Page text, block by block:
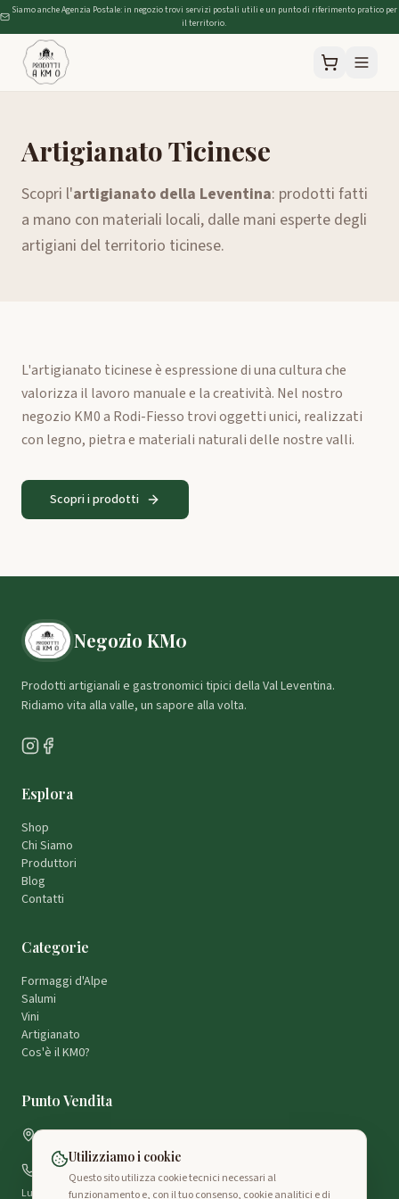
Utilizziamo i cookie
Questo sito utilizza cookie tecnici necessari al
funzionamento e, con il tuo consenso, cookie analitici e di
Siamo anche Agenzia Postale: in negozio trovi servizi postali utili e un punto di riferimento pratico per
il territorio.
Artigianato Ticinese
Scopri l'artigianato della Leventina: prodotti fatti
a mano con materiali locali, dalle mani esperte degli
artigiani del territorio ticinese.
L'artigianato ticinese è espressione di una cultura che
valorizza il lavoro manuale e la creatività. Nel nostro
negozio KM0 a Rodi-Fiesso trovi oggetti unici, realizzati
con legno, pietra e materiali naturali delle nostre valli.
Scopri i prodotti
Negozio KM0
Prodotti artigianali e gastronomici tipici della Val Leventina.
Ridiamo vita alla valle, un sapore alla volta.
Esplora
Shop
Chi Siamo
Produttori
Blog
Contatti
Categorie
Formaggi d'Alpe
Salumi
Vini
Artigianato
Cos'è il KM0?
Punto Vendita
Strada di Rodi 16
6772 Rodi Fiesso, Svizzera
+41 79 241 57 63
Lun–Ven: 13:30–17:30